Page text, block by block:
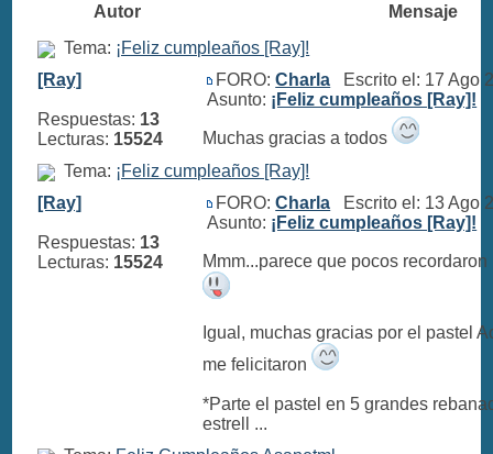
Autor
Mensaje
Tema: ¡Feliz cumpleaños [Ray]!
[Ray]
Respuestas: 13
Lecturas: 15524
FORO:Charla Escrito el: 17 Ago
Asunto: ¡Feliz cumpleaños [Ray]!
Muchas gracias a todos
Tema: ¡Feliz cumpleaños [Ray]!
[Ray]
Respuestas: 13
Lecturas: 15524
FORO:Charla Escrito el: 13 Ago
Asunto: ¡Feliz cumpleaños [Ray]!
Mmm...parece que pocos
Igual, muchas gracias por el pastel
me felicitaron
*Parte el pastel en 5 grandes
estrell ...